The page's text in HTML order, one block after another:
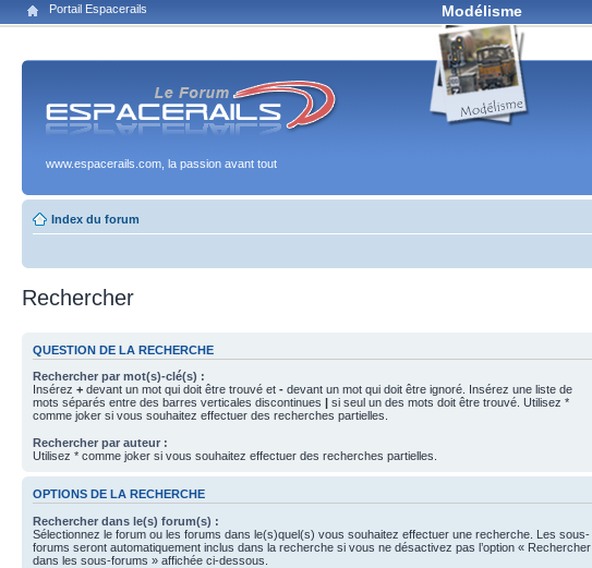
Portail Espacerails Modélisme
www.espacerails.com, la passion avant tout
Index du forum
Rechercher
QUESTION DE LA RECHERCHE
Rechercher par mot(s)-clé(s) :
Insérez + devant un mot qui doit être trouvé et - devant un mot qui doit être ignoré. Insérez une liste de
mots séparés entre des barres verticales discontinues | si seul un des mots doit être trouvé. Utilisez *
comme joker si vous souhaitez effectuer des recherches partielles.
Rechercher par auteur :
Utilisez * comme joker si vous souhaitez effectuer des recherches partielles.
OPTIONS DE LA RECHERCHE
Rechercher dans le(s) forum(s) :
Sélectionnez le forum ou les forums dans le(s)quel(s) vous souhaitez effectuer une recherche. Les sous-
forums seront automatiquement inclus dans la recherche si vous ne désactivez pas l’option « Rechercher
dans les sous-forums » affichée ci-dessous.